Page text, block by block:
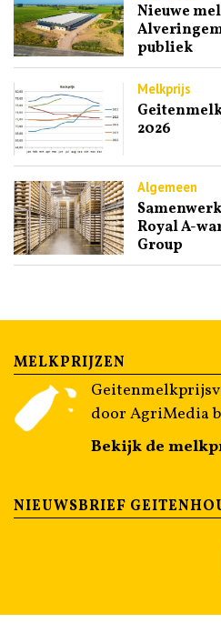
Nieuwe
publiek
Melkprijs
2026
Algemeen
Royal A-
Group
MELKPRIJZEN
door AgriMedia
Bekijk de
NIEUWSBRIEF